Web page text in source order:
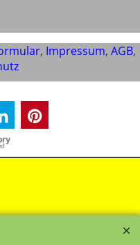
, Impressum, AGB,
Shop Software.